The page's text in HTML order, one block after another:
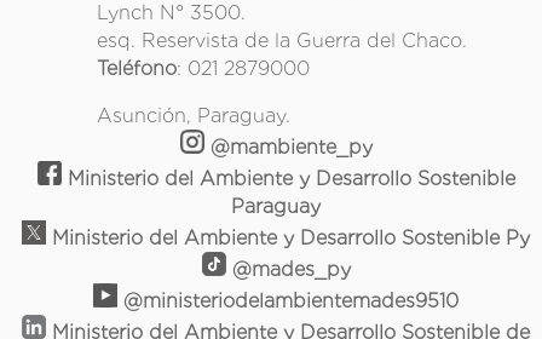
Lynch N° 3500.
esq. Reservista de la Guerra del Chaco.
Teléfono: 021 2879000
Asunción, Paraguay.
@mambiente_py
Ministerio del Ambiente y Desarrollo Sostenible
Paraguay
Ministerio del Ambiente y Desarrollo Sostenible Py
@mades_py
@ministeriodelambientemades9510
Ministerio del Ambiente y Desarrollo Sostenible de